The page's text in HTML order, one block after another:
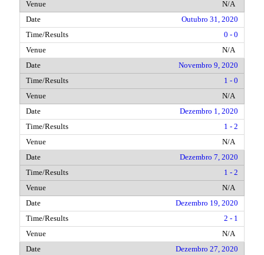
N/A
Outubro 31, 2020
0 - 0
N/A
Novembro 9, 2020
1 - 0
N/A
Dezembro 1, 2020
1 - 2
N/A
Dezembro 7, 2020
1 - 2
N/A
Dezembro 19, 2020
2 - 1
N/A
Dezembro 27, 2020